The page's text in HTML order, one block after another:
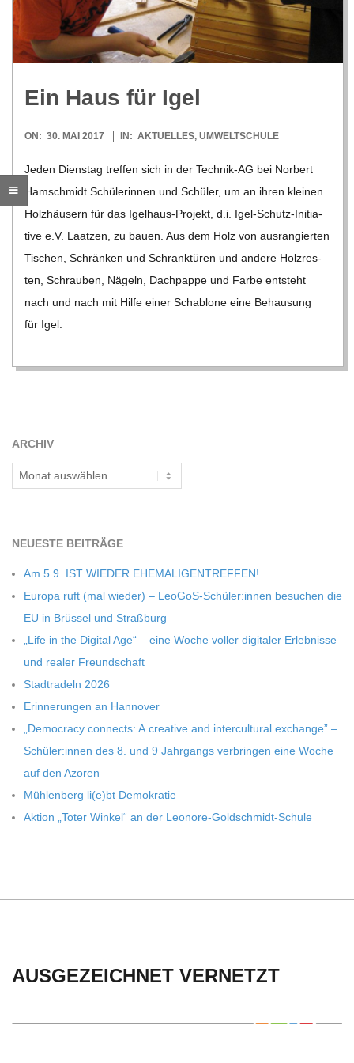
R
E
-
G
O
L
D
S
C
M
D
T
-
S
C
H
U
E
Ein Haus für Igel
2017-
30
ON: 30. MAI 2017 IN: AKTUELLES, UMWELTSCHULE
Jeden Diens­tag tref­fen sich in der Tech­­nik-AG bei Nor­bert
Hamschmidt Schü­le­rin­nen und Schü­ler, um an ihren klei­nen
Holz­häu­sern für das Igel­haus-Pro­­jekt, d.i. Igel-Schutz-Initia­­
tive e.V. Laat­zen, zu bauen. Aus dem Holz von aus­ran­gier­ten
Tischen, Schrän­ken und Schrank­tü­ren und andere Holz­res­
ten, Schrau­ben, Nägeln, Dach­pappe und Farbe ent­steht
nach und nach mit Hilfe einer Scha­blone eine Behau­sung
für Igel.
ARCHIV
Archiv
NEU­ESTE BEITRÄGE
Am 5.9. IST WIEDER EHEMALIGENTREFFEN!
Europa ruft (mal wie­der) – LeoGoS-Schüler:innen besu­chen die
EU in Brüs­sel und Straßburg
„Life in the Digi­tal Age“ – eine Woche vol­ler digi­ta­ler Erleb­nisse
und rea­ler Freundschaft
Stadt­ra­deln 2026
Erin­ne­run­gen an Hannover
„Demo­cracy con­nects: A crea­tive and inter­cul­tu­ral exch­ange” –
Schüler:innen des 8. und 9 Jahr­gangs ver­brin­gen eine Woche
auf den Azoren
Müh­len­berg li(e)bt Demokratie
Aktion „Toter Win­kel“ an der Leonore-Goldschmidt-Schule
AUSGEZEICHNET VERNETZT